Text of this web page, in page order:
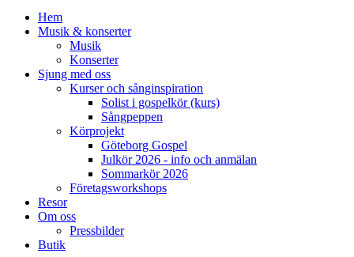
Hem
Musik & konserter
Musik
Konserter
Sjung med oss
Kurser och sånginspiration
Solist i gospelkör (kurs)
Sångpeppen
Körprojekt
Göteborg Gospel
Julkör 2026 - info och anmälan
Sommarkör 2026
Företagsworkshops
Resor
Om oss
Pressbilder
Butik